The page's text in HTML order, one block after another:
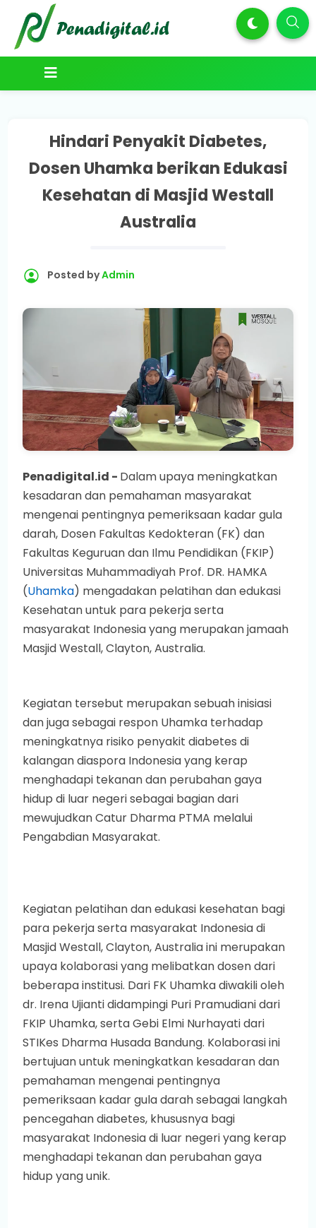
Hindari Penyakit Diabetes,
Dosen Uhamka berikan Edukasi
Kesehatan di Masjid Westall
Australia
Posted byAdmin
Penadigital.id - Dalam upaya meningkatkan
kesadaran dan pemahaman masyarakat
mengenai pentingnya pemeriksaan kadar gula
darah, Dosen Fakultas Kedokteran (FK) dan
Fakultas Keguruan dan Ilmu Pendidikan (FKIP)
Universitas Muhammadiyah Prof. DR. HAMKA
(Uhamka) mengadakan pelatihan dan edukasi
Kesehatan untuk para pekerja serta
masyarakat Indonesia yang merupakan jamaah
Masjid Westall, Clayton, Australia.
Kegiatan tersebut merupakan sebuah inisiasi
dan juga sebagai respon Uhamka terhadap
meningkatnya risiko penyakit diabetes di
kalangan diaspora Indonesia yang kerap
menghadapi tekanan dan perubahan gaya
hidup di luar negeri sebagai bagian dari
mewujudkan Catur Dharma PTMA melalui
Pengabdian Masyarakat.
Kegiatan pelatihan dan edukasi kesehatan bagi
para pekerja serta masyarakat Indonesia di
Masjid Westall, Clayton, Australia ini merupakan
upaya kolaborasi yang melibatkan dosen dari
beberapa institusi. Dari FK Uhamka diwakili oleh
dr. Irena Ujianti didampingi Puri Pramudiani dari
FKIP Uhamka, serta Gebi Elmi Nurhayati dari
STIKes Dharma Husada Bandung. Kolaborasi ini
bertujuan untuk meningkatkan kesadaran dan
pemahaman mengenai pentingnya
pemeriksaan kadar gula darah sebagai langkah
pencegahan diabetes, khususnya bagi
masyarakat Indonesia di luar negeri yang kerap
menghadapi tekanan dan perubahan gaya
hidup yang unik.